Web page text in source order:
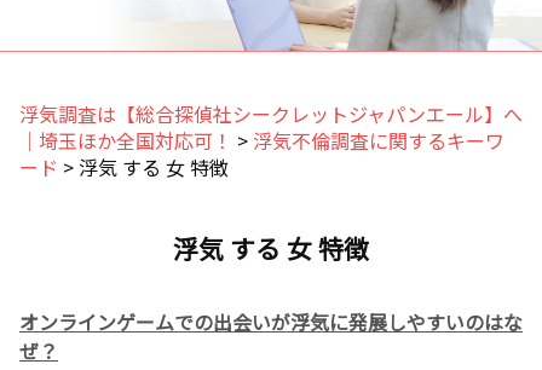
浮気調査は【総合探偵社シークレットジャパンエール】へ
｜埼玉ほか全国対応可！ > 浮気不倫調査に関するキーワ
ード > 浮気 する 女 特徴
浮気 する 女 特徴
オンラインゲームでの出会いが浮気に発展しやすいのはな
ぜ？